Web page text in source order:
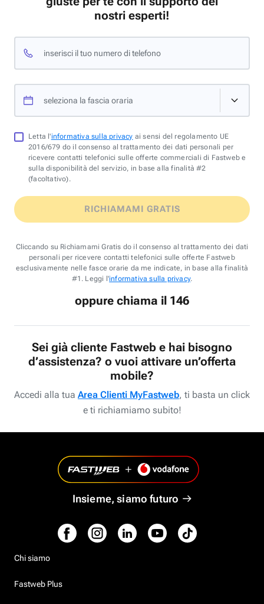
nostri esperti!
inserisci il tuo numero di telefono
seleziona la fascia oraria
Letta l'informativa sulla privacy ai sensi del regolamento UE
2016/679 do il consenso al trattamento dei dati personali per
ricevere contatti telefonici sulle offerte commerciali di Fastweb e
sulla disponibilità del servizio, in base alla finalità #2
(facoltativo).
RICHIAMAMI GRATIS
Cliccando su Richiamami Gratis do il consenso al trattamento dei dati
personali per ricevere contatti telefonici sulle offerte Fastweb
esclusivamente nelle fasce orarie da me indicate, in base alla finalità
#1. Leggi l'informativa sulla privacy.
oppure chiama il 146
Sei già cliente Fastweb e hai bisogno
d’assistenza? o vuoi attivare un’offerta
mobile?
Accedi alla tua Area Clienti MyFastweb, ti basta un click
e ti richiamiamo subito!
Insieme, siamo futuro
Chi siamo
Fastweb Plus